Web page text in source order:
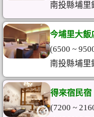
南投縣埔里
今埔里大飯
(6500 ~
南投縣埔里
得來宿民宿
(7200 ~